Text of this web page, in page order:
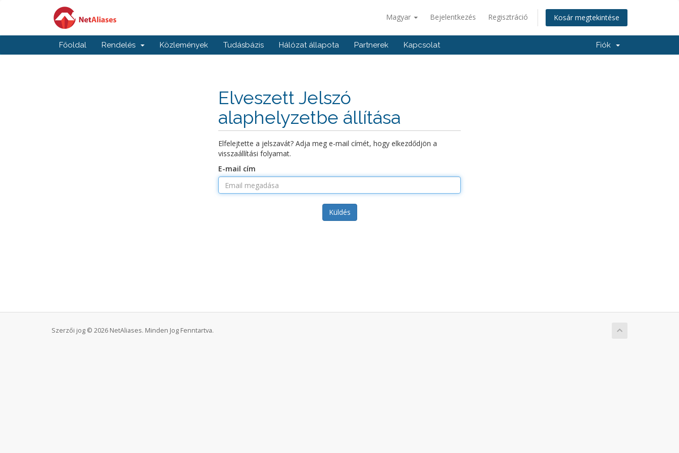
Magyar Bejelentkezés Regisztráció Kosár megtekintése
Főoldal Rendelés Közlemények Tudásbázis Hálózat állapota Partnerek Kapcsolat Fiók
Elveszett Jelszó
alaphelyzetbe állítása
Elfelejtette a jelszavát? Adja meg e-mail címét, hogy elkezdődjön a
visszaállítási folyamat.
E-mail cím
Küldés
Szerzői jog © 2026 NetAliases. Minden Jog Fenntartva.